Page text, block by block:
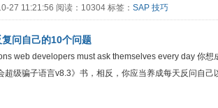
27 11:21:56 阅读：10304 标签： SAP 技巧
问自己的10个问题
web developers must ask themselves every day 你想
超级骗子语言v8.3》书，相反，你应当养成每天反问自